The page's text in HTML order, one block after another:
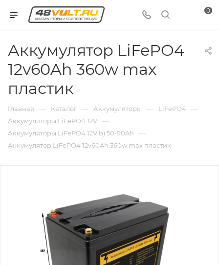
0
Аккумулятор LiFePO4
12v60Ah 360w max
пластик
Главная — Каталог — Аккумуляторы — LiFePO4 —
Аккумуляторы LiFePO4 12V —
Аккумуляторы LiFePO4 12V b) 50-90Ah —
Аккумулятор LiFePO4 12v60Ah 360w max пластик